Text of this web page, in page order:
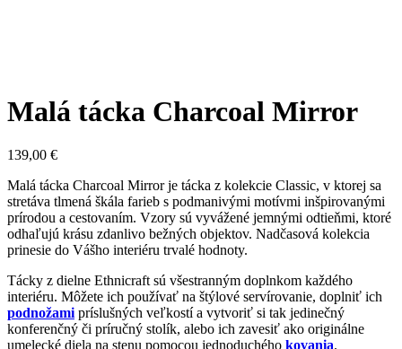
Malá tácka Charcoal Mirror
139,00 €
Malá tácka Charcoal Mirror je tácka z kolekcie Classic, v ktorej sa
stretáva tlmená škála farieb s podmanivými motívmi inšpirovanými
prírodou a cestovaním. Vzory sú vyvážené jemnými odtieňmi, ktoré
odhaľujú krásu zdanlivo bežných objektov. Nadčasová kolekcia
prinesie do Vášho interiéru trvalé hodnoty.
Tácky z dielne Ethnicraft sú všestranným doplnkom každého
interiéru. Môžete ich používať na štýlové servírovanie, doplniť ich
podnožami príslušných veľkostí a vytvoriť si tak jedinečný
konferenčný či príručný stolík, alebo ich zavesiť ako originálne
umelecké diela na stenu pomocou jednoduchého kovania.